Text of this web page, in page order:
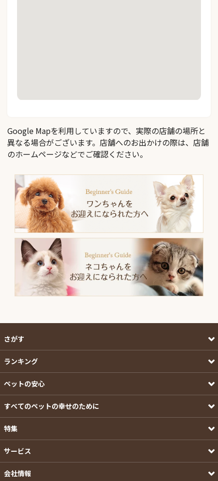
Google Mapを利用していますので、実際の店舗の場所と
異なる場合がございます。店舗へのお出かけの際は、店舗
のホームページなどでご確認ください。
さがす
ランキング
ペットの安心
すべてのペットの幸せのために
特集
サービス
会社情報